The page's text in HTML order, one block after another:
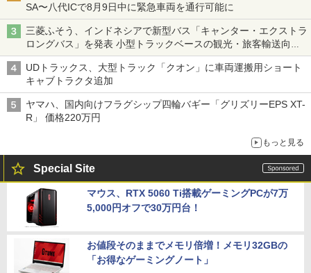
SA〜八代ICで8月9日中に緊急車両を通行可能に
三菱ふそう、インドネシアで新型バス「キャンター・エクストラ
ロングバス」を発表 小型トラックベースの観光・旅客輸送向け
バス
UDトラックス、大型トラック「クオン」に車両運搬用ショート
キャブトラクタ追加
ヤマハ、国内向けフラグシップ四輪バギー「グリズリーEPS XT-
R」 価格220万円
もっと見る
Special Site
マウス、RTX 5060 Ti搭載ゲーミングPCが7万
5,000円オフで30万円台！
お値段そのままでメモリ倍増！メモリ32GBの
「お得なゲーミングノート」